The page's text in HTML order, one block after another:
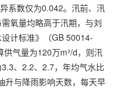
系数仅为0.042。汛前、汛
氧量均略高于汛期，与刘
计标准》（GB 50014-
气量为120万m³/d，则汛
、2.2、2.7，年均气水比
升与降雨影响天数，每天早